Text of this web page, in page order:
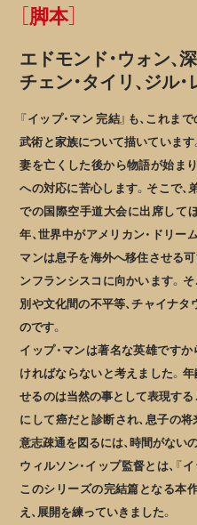
［脚本］
エドモンド・ウォン、
チェン・タイリ、ジル
『イップ・マン 完結』も、これま
武術と家族について描いています
妻を亡くした後から物語が始ま
への対応に苦心します。そこで、
での国際空手道大会に出席して
年、世界中がアメリカン・ドリー
マンは息子を海外へ移住させる
ンフランシスコに向かいます。
別や文化間の不平等、チャイナ
のです。
イップ・マンは著名な英雄です
ければならないと考えました。
せるのは当然の事として表現す
にして癌だと診断され、息子の
意志疎通を図るには、時間がない
ウィルソン・イップ監督とは、『
このシリーズの完結篇となる本
え、展開を練っていきました。